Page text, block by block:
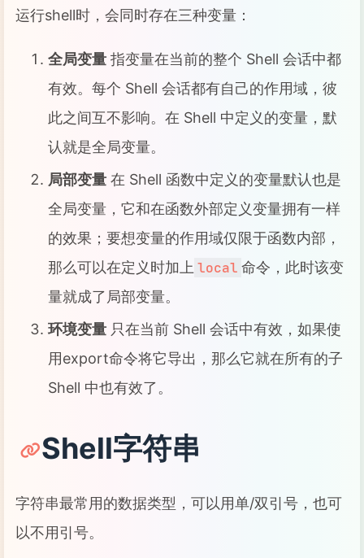
运行shell时，会同时存在三种变量：
全局变量 指变量在当前的整个 Shell 会话中都
有效。每个 Shell 会话都有自己的作用域，彼
此之间互不影响。在 Shell 中定义的变量，默
认就是全局变量。
局部变量 在 Shell 函数中定义的变量默认也是
全局变量，它和在函数外部定义变量拥有一样
的效果；要想变量的作用域仅限于函数内部，
那么可以在定义时加上 local 命令，此时该变
量就成了局部变量。
环境变量 只在当前 Shell 会话中有效，如果使
用export命令将它导出，那么它就在所有的子
Shell 中也有效了。
Shell字符串
字符串最常用的数据类型，可以用单/双引号，也可
以不用引号。